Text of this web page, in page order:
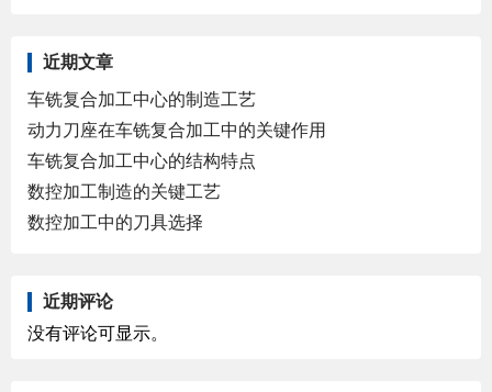
近期文章
车铣复合加工中心的制造工艺
动力刀座在车铣复合加工中的关键作用
车铣复合加工中心的结构特点
数控加工制造的关键工艺
数控加工中的刀具选择
近期评论
没有评论可显示。